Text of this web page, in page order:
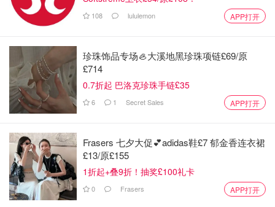
108 lululemon APP打开
珍珠饰品专场🦪大溪地黑珍珠项链£69/原
£714
0.7折起 巴洛克珍珠手链£35
6 1 Secret Sales APP打开
Frasers 七夕大促💕adidas鞋£7 郁金香连衣裙
£13/原£155
1折起+叠9折！抽奖£100礼卡
0 Frasers APP打开